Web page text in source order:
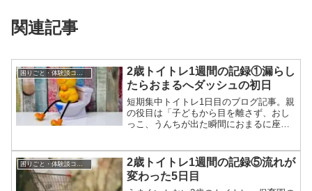
関連記事
2歳トイトレ1週間の記録①漏らし
たらおまるへダッシュの初日
短期集中トイトレ1日目のブログ記事。親
の役目は「子どもから目を離さず、おし
っこ、うんちが出た瞬間におまるに座ら
困りごと・体験談コラム
2歳トイトレ1週間の記録⑤流れが
変わった5日目